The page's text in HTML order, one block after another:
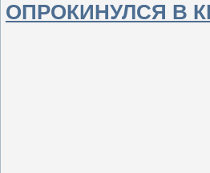
ОПРОКИНУЛСЯ В